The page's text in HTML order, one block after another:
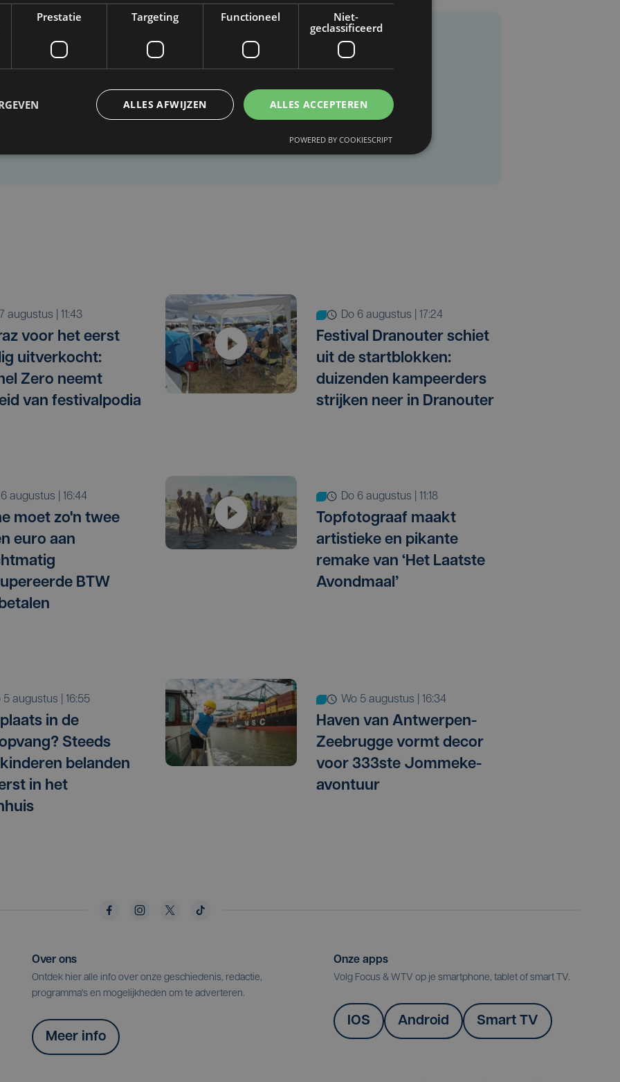
Taalfout opgemerkt?
7 augustus | 11:43
voor het eerst
uitverkocht:
Zero neemt
van festivalpodia
do 6 augustus | 17:24
Festival Dranouter schiet
uit de startblokken:
duizenden kampeerders
strijken neer in Dranouter
6 augustus | 16:44
moet zo'n twee
euro aan
BTW
do 6 augustus | 11:18
Topfotograaf maakt
artistieke en pikante
remake van ‘Het Laatste
Avondmaal’
5 augustus | 16:55
in de
Steeds
belanden
in het
wo 5 augustus | 16:34
Haven van Antwerpen-
Zeebrugge vormt decor
voor 333ste Jommeke-
avontuur
Over ons
Ontdek hier alle info over onze geschiedenis, redactie,
programma's en mogelijkheden om te adverteren.
Meer info
Onze apps
Volg Focus & WTV op je smartphone, tablet of smart TV.
IOS Android Smart TV
Prestatie Targeting Functioneel
Niet-
geclassificeerd
ALLES ACCEPTEREN
ALLES AFWIJZEN
POWERED BY COOKIESCRIPT